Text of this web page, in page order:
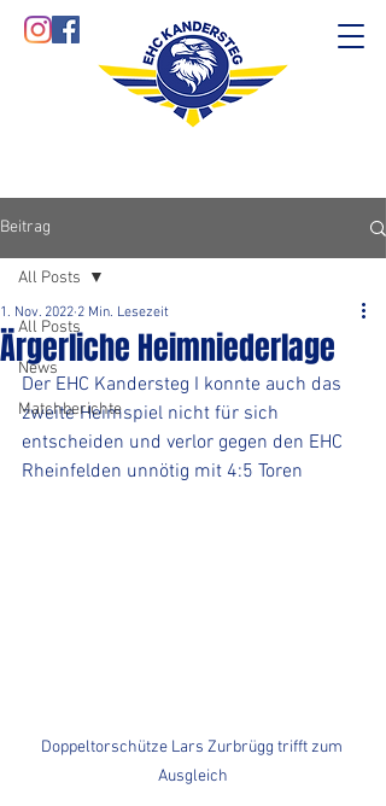
Beitrag
All Posts
News
Matchberichte
All Posts
Ärgerliche Heimniederlage
1. Nov. 2022 2 Min. Lesezeit
Der EHC Kandersteg I konnte auch das
zweite Heimspiel nicht für sich
entscheiden und verlor gegen den EHC
Rheinfelden unnötig mit 4:5 Toren
Doppeltorschütze Lars Zurbrügg trifft zum
Ausgleich